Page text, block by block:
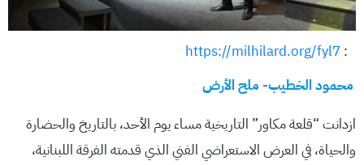
:
https://milhilard.org/fyl7
محمود الخطيب- ملح الأرض
ازدانت “قلعة مكاور” التاريخية مساء يوم الأحد، بالتاريخ والحضارة
والحياة، في العرض الاستعراضي الفني الذي قدمته الفرقة اللبنانية،